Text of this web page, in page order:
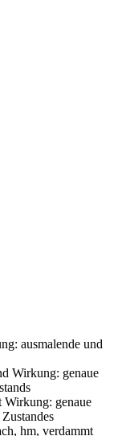
ausmalende und
Wirkung: genaue
Wirkung: genaue
hm, verdammt